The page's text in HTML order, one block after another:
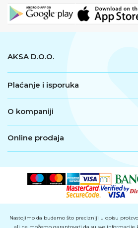
AKSA D.O.O.
Plaćanje i isporuka
O kompaniji
Online prodaja
Nastojimo da budemo što precizniji u opisu